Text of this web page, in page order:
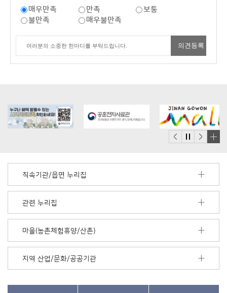
매우만족
만족
보통
불만족
매우불만족
더
기
직속기관/읍면 누리집
관련 누리집
마을(농촌체험휴양/산촌)
지역 산업/문화/공공기관